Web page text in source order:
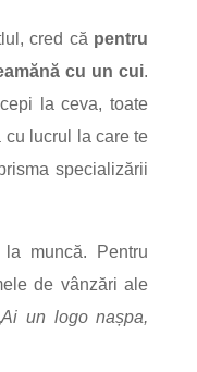
cred că pentru
cu un cui.
la ceva, toate
cu lucrul la care te
specializării
muncă.
Pentru
de vânzări ale
Ai un logo nașpa,